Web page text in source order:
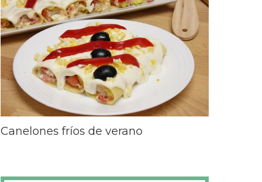
Canelones fríos de verano